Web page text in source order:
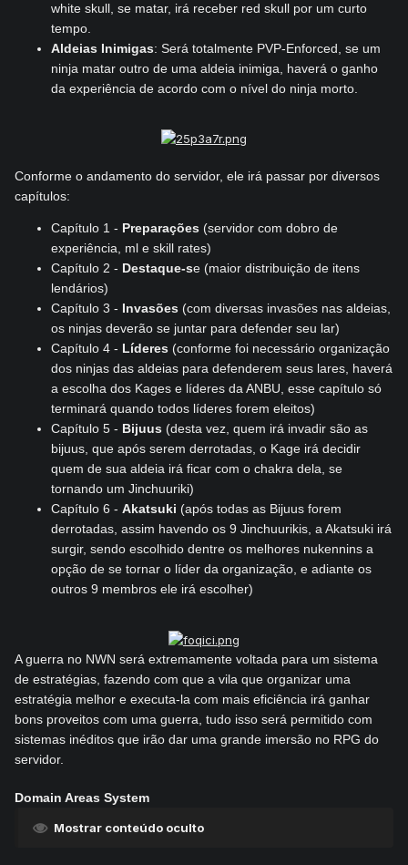
white skull, se matar, irá receber red skull por um curto
tempo.
Aldeias Inimigas: Será totalmente PVP-Enforced, se um
ninja matar outro de uma aldeia inimiga, haverá o ganho
da experiência de acordo com o nível do ninja morto.
Conforme o andamento do servidor, ele irá passar por diversos
capítulos:
Capítulo 1 - Preparações (servidor com dobro de
experiência, ml e skill rates)
Capítulo 2 - Destaque-se (maior distribuição de itens
lendários)
Capítulo 3 - Invasões (com diversas invasões nas aldeias,
os ninjas deverão se juntar para defender seu lar)
Capítulo 4 - Líderes (conforme foi necessário organização
dos ninjas das aldeias para defenderem seus lares, haverá
a escolha dos Kages e líderes da ANBU, esse capítulo só
terminará quando todos líderes forem eleitos)
Capítulo 5 - Bijuus (desta vez, quem irá invadir são as
bijuus, que após serem derrotadas, o Kage irá decidir
quem de sua aldeia irá ficar com o chakra dela, se
tornando um Jinchuuriki)
Capítulo 6 - Akatsuki (após todas as Bijuus forem
derrotadas, assim havendo os 9 Jinchuurikis, a Akatsuki irá
surgir, sendo escolhido dentre os melhores nukennins a
opção de se tornar o líder da organização, e adiante os
outros 9 membros ele irá escolher)
A guerra no NWN será extremamente voltada para um sistema
de estratégias, fazendo com que a vila que organizar uma
estratégia melhor e executa-la com mais eficiência irá ganhar
bons proveitos com uma guerra, tudo isso será permitido com
sistemas inéditos que irão dar uma grande imersão no RPG do
servidor.
Domain Areas System
Mostrar conteúdo oculto